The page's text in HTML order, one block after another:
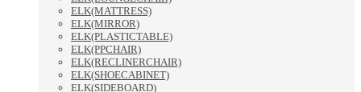
ELK(MATTRESS)
ELK(MIRROR)
ELK(PLASTICTABLE)
ELK(PPCHAIR)
ELK(RECLINERCHAIR)
ELK(SHOECABINET)
ELK(SIDEBOARD)